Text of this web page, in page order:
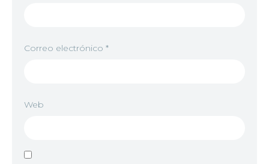
Correo electrónico *
Web